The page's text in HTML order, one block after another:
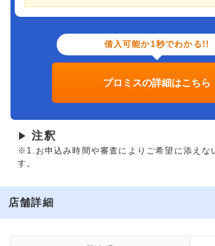
借入可能か1秒でわかる!!
プロミスの詳細はこちら
▶ 注釈
※1.お申込み時間や審査によりご希望に添えな
す。
店舗詳細